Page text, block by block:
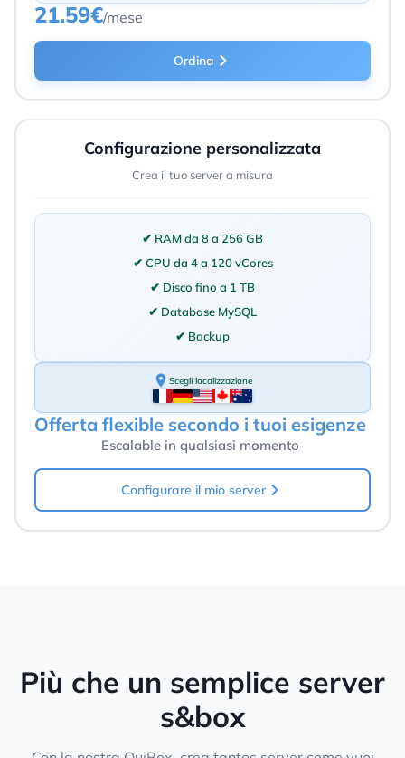
21.59€/mese
Ordina
Configurazione personalizzata
Crea il tuo server a misura
✔ RAM da 8 a 256 GB
✔ CPU da 4 a 120 vCores
✔ Disco fino a 1 TB
✔ Database MySQL
✔ Backup
Scegli localizzazione
Offerta flexible secondo i tuoi esigenze
Escalable in qualsiasi momento
Configurare il mio server
Più che un semplice server
s&box